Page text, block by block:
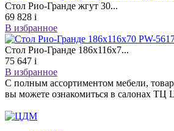
Стол Рио-Гранде жгут 30...
69 828 i
В избранное
Стол Рио-Гранде 186х116х7...
75 647 i
В избранное
С полным ассортиментом мебели,
вы можете ознакомиться в салонах